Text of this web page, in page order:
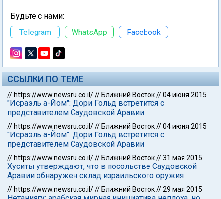
Будьте с нами:
Telegram
WhatsApp Facebook
ССЫЛКИ ПО ТЕМЕ
// https://www.newsru.co.il/// Ближний Восток//04 июня 2015
"Исраэль а-Йом": Дори Гольд встретится с
представителем Саудовской Аравии
// https://www.newsru.co.il/// Ближний Восток//04 июня 2015
"Исраэль а-Йом": Дори Гольд встретится с
представителем Саудовской Аравии
// https://www.newsru.co.il/// Ближний Восток//31 мая 2015
Хуситы утверждают, что в посольстве Саудовской
Аравии обнаружен склад израильского оружия
// https://www.newsru.co.il/// Ближний Восток//29 мая 2015